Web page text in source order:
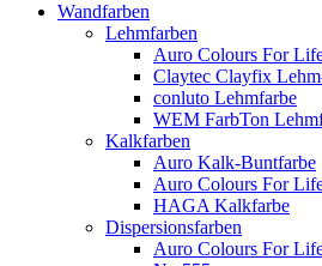
Wandfarben
Lehmfarben
Auro Colours For
Claytec Clayfix
conluto Lehmfarbe
WEM FarbTon
Kalkfarben
Auro Kalk-Buntfarbe
Auro Colours For
HAGA Kalkfarbe
Dispersionsfarben
Auro Colours For